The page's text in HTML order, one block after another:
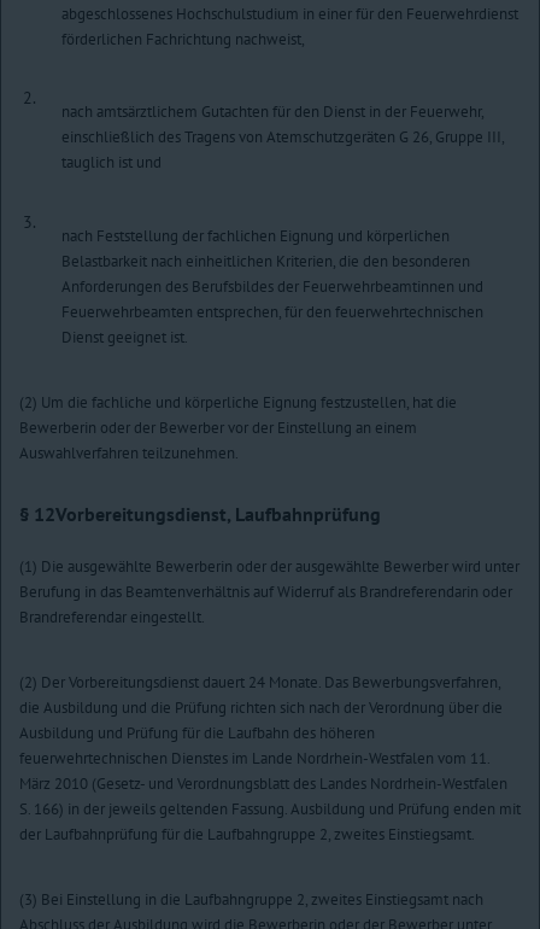
abgeschlossenes Hochschulstudium in einer für den Feuerwehrdienst
förderlichen Fachrichtung nachweist,
2.
nach amtsärztlichem Gutachten für den Dienst in der Feuerwehr,
einschließlich des Tragens von Atemschutzgeräten G 26, Gruppe III,
tauglich ist und
3.
nach Feststellung der fachlichen Eignung und körperlichen
Belastbarkeit nach einheitlichen Kriterien, die den besonderen
Anforderungen des Berufsbildes der Feuerwehrbeamtinnen und
Feuerwehrbeamten entsprechen, für den feuerwehrtechnischen
Dienst geeignet ist.
(2) Um die fachliche und körperliche Eignung festzustellen, hat die
Bewerberin oder der Bewerber vor der Einstellung an einem
Auswahlverfahren teilzunehmen.
§ 12Vorbereitungsdienst, Laufbahnprüfung
(1) Die ausgewählte Bewerberin oder der ausgewählte Bewerber wird unter
Berufung in das Beamtenverhältnis auf Widerruf als Brandreferendarin oder
Brandreferendar eingestellt.
(2) Der Vorbereitungsdienst dauert 24 Monate. Das Bewerbungsverfahren,
die Ausbildung und die Prüfung richten sich nach der Verordnung über die
Ausbildung und Prüfung für die Laufbahn des höheren
feuerwehrtechnischen Dienstes im Lande Nordrhein-Westfalen vom 11.
März 2010 (Gesetz- und Verordnungsblatt des Landes Nordrhein-Westfalen
S. 166) in der jeweils geltenden Fassung. Ausbildung und Prüfung enden mit
der Laufbahnprüfung für die Laufbahngruppe 2, zweites Einstiegsamt.
(3) Bei Einstellung in die Laufbahngruppe 2, zweites Einstiegsamt nach
Abschluss der Ausbildung wird die Bewerberin oder der Bewerber unter